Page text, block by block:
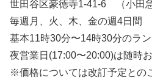
世田谷区豪徳寺1-41-6 （小田
毎週月、火、木、金の週4日間
基本11時30分〜14時30分のラン
夜営業日(17:00〜20:00)は随時
※価格については改訂予定との